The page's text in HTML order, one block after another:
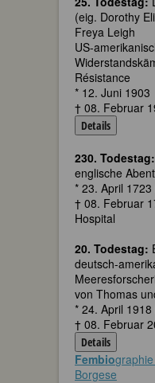
(eig. Dorothy
Freya Leigh
US-
Résistance
* 12. Juni 1903
† 08. Februar
Details
230. Todestag:
englische
* 23. April
† 08. Februar
Hospital
20. Todestag:
deutsch-
von Thomas
* 24. April
† 08. Februar
Details
Fembio
Borgese